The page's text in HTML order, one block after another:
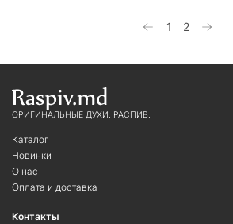
1 2
ОРИГИНАЛЬНЫЕ ДУХИ. РАСПИВ.
Каталог
Новинки
О нас
Оплата и доставка
Контакты